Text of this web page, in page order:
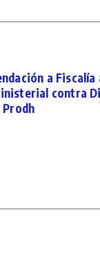
a
contra
Prodh